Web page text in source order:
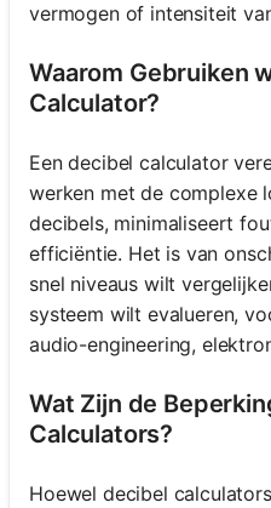
vermogen of intensiteit
Waarom Gebruiken
Calculator?
Een decibel calculator
werken met de complexe
decibels, minimaliseert
efficiëntie. Het is van
snel niveaus wilt
systeem wilt evalueren,
audio-engineering,
Wat Zijn de
Calculators?
Hoewel decibel